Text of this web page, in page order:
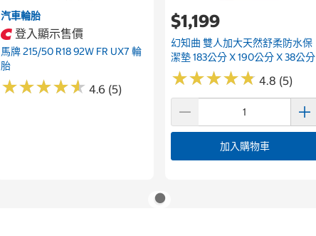
汽車輪胎
登入顯示售價
馬牌 215/50 R18 92W FR UX7 輪
胎
★★★★★
★★★★★ 4.6 (5)
$1,199
幻知曲 雙人加大天然舒柔防水保
潔墊 183公分 X 190公分 X 38公分
★★★★★
★★★★★ 4.8 (5)
加入購物車